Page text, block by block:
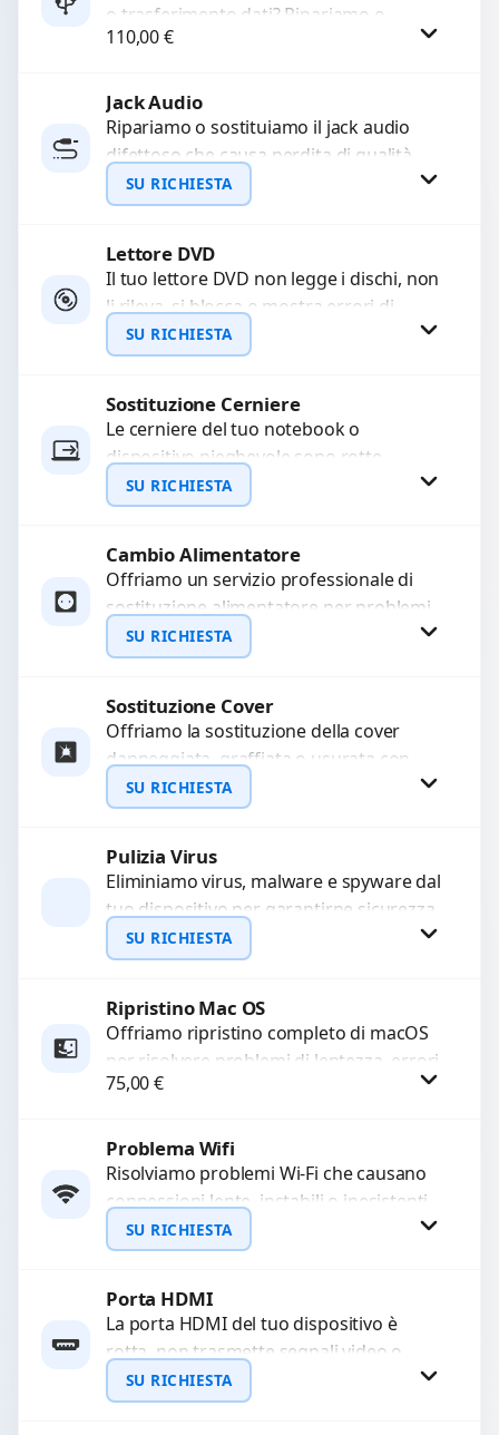
o trasferimento dati? Ripariamo o
sostituiamo connettori di ricarica guasti,
110,00€
Jack Audio
Ripariamo o sostituiamo il jack audio
difettoso che causa perdita di qualità
sonora o impossibilità di collegare cuffie
e accessori....
SU RICHIESTA
Richiedi Preventivo
WhatsApp
Lettore DVD
Il tuo lettore DVD non legge i dischi, non
li rileva, si blocca o mostra errori di
caricamento? Ripariamo o...
SU RICHIESTA
Richiedi Preventivo
WhatsApp
Sostituzione Cerniere
Le cerniere del tuo notebook o
dispositivo pieghevole sono rotte,
allentate o bloccate? Ripariamo o
sostituiamo cerniere difettose con
SU RICHIESTA
Richiedi Preventivo
WhatsApp
Cambio Alimentatore
Offriamo un servizio professionale di
sostituzione alimentatore per problemi
come alimentatore bruciato, corto
circuito, surriscaldamento, cali di
SU RICHIESTA
Richiedi Preventivo
WhatsApp
Sostituzione Cover
Offriamo la sostituzione della cover
danneggiata, graffiata o usurata con
ricambi di alta qualità e garantiti.
Ripristiniamo l’aspetto estetico e...
SU RICHIESTA
Richiedi Preventivo
WhatsApp
Pulizia Virus
Eliminiamo virus, malware e spyware dal
tuo dispositivo per garantirne sicurezza
e prestazioni ottimali. Eseguiamo una
scansione approfondita e una...
SU RICHIESTA
Richiedi Preventivo
WhatsApp
Ripristino Mac OS
Offriamo ripristino completo di macOS
per risolvere problemi di lentezza, errori
di sistema o malfunzionamenti.
75,00€
Procedi
Problema Wifi
Risolviamo problemi Wi-Fi che causano
connessioni lente, instabili o inesistenti.
Diagnosi approfondita per identificare
guasti hardware o software.
SU RICHIESTA
Richiedi Preventivo
WhatsApp
Porta HDMI
La porta HDMI del tuo dispositivo è
rotta, non trasmette segnali video o
audio? Ripariamo o sostituiamo porte
HDMI con...
SU RICHIESTA